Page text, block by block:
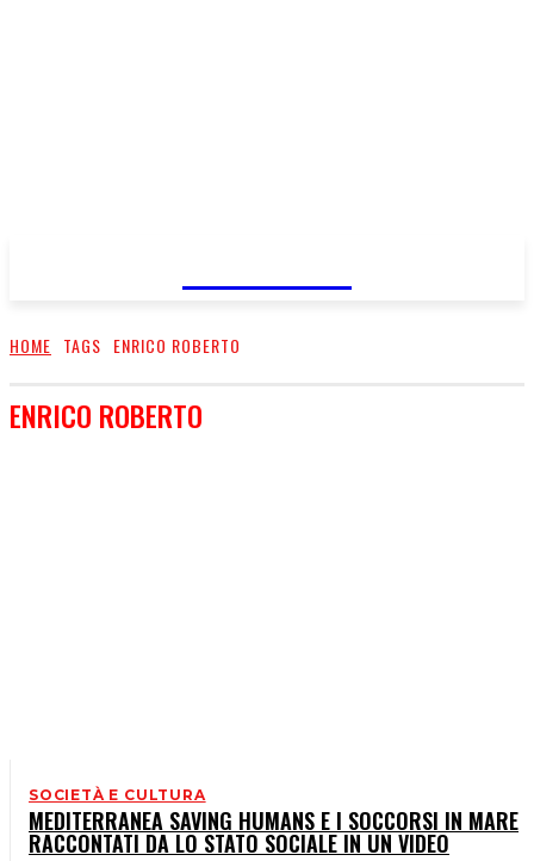
HOME TAGS ENRICO ROBERTO
ENRICO ROBERTO
SOCIETÀ E CULTURA
MEDITERRANEA SAVING HUMANS E I SOCCORSI IN MARE
RACCONTATI DA LO STATO SOCIALE IN UN VIDEO